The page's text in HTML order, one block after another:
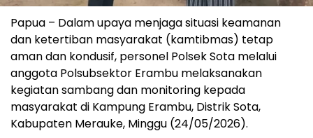
Papua – Dalam upaya menjaga situasi keamanan
dan ketertiban masyarakat (kamtibmas) tetap
aman dan kondusif, personel Polsek Sota melalui
anggota Polsubsektor Erambu melaksanakan
kegiatan sambang dan monitoring kepada
masyarakat di Kampung Erambu, Distrik Sota,
Kabupaten Merauke, Minggu (24/05/2026).